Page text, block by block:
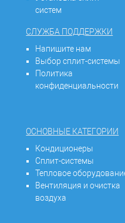
систем
СЛУЖБА ПОДДЕРЖКИ
Напишите нам
Выбор сплит-системы
Политика
конфиденциальности
ОСНОВНЫЕ КАТЕГОРИИ
Кондиционеры
Сплит-системы
Тепловое
Вентиляция и очистка
воздуха